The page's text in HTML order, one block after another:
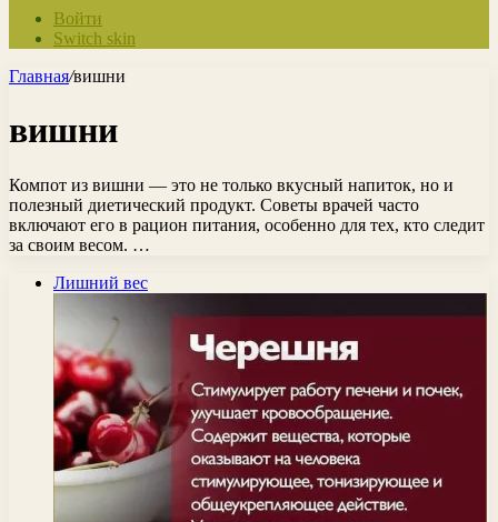
Войти
Switch skin
Главная/вишни
вишни
Компот из вишни — это не только вкусный напиток, но и
полезный диетический продукт. Советы врачей часто
включают его в рацион питания, особенно для тех, кто следит
за своим весом. …
Лишний вес